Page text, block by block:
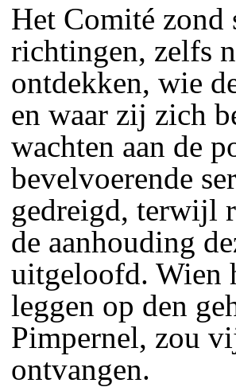
Het Comité zond
richtingen, zelfs
ontdekken, wie
en waar zij zich
wachten aan de
bevelvoerende
gedreigd, terwijl
de aanhouding
uitgeloofd. Wien
leggen op den
Pimpernel, zou
ontvangen.